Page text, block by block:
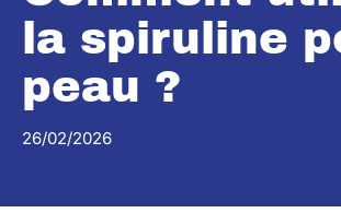
la spiruline
peau ?
26/02/2026